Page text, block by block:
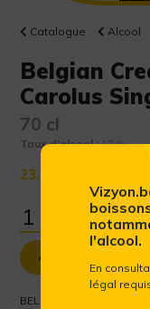
Catalogue Alcool
Belgian
Carolus
70 cl
Taux d'alcool :17 %
23.25 €
Ajouter au panier
BELGIAN CREAM
l'alcool.
En
légal